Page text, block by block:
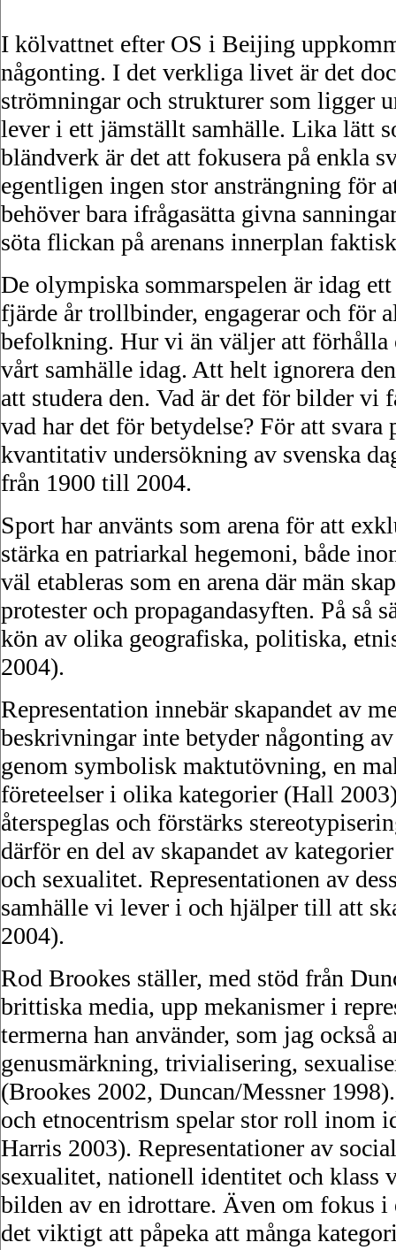
I kölvattnet efter OS i Beijing
någonting. I det verkliga livet är det
strömningar och strukturer som ligger
lever i ett jämställt samhälle. Lika lätt
bländverk är det att fokusera på enkla
egentligen ingen stor ansträngning för
behöver bara ifrågasätta givna
söta flickan på arenans innerplan
De olympiska sommarspelen är idag
fjärde år trollbinder, engagerar och för
befolkning. Hur vi än väljer att förhålla
vårt samhälle idag. Att helt ignorera
att studera den. Vad är det för bilder vi
vad har det för betydelse? För att svara
kvantitativ undersökning av svenska
från 1900 till 2004.
Sport har använts som arena för att
stärka en patriarkal hegemoni, både
väl etableras som en arena där män
protester och propagandasyften. På så
kön av olika geografiska, politiska,
2004).
Representation innebär skapandet av
beskrivningar inte betyder någonting
genom symbolisk maktutövning, en
företeelser i olika kategorier (Hall
återspeglas och förstärks
därför en del av skapandet av
och sexualitet. Representationen av
samhälle vi lever i och hjälper till att
2004).
Rod Brookes ställer, med stöd från
brittiska media, upp mekanismer i
termerna han använder, som jag
genusmärkning, trivialisering,
(Brookes 2002, Duncan/Messner
och etnocentrism spelar stor roll inom
Harris 2003). Representationer av
sexualitet, nationell identitet och klass
bilden av en idrottare. Även om fokus i
det viktigt att påpeka att många